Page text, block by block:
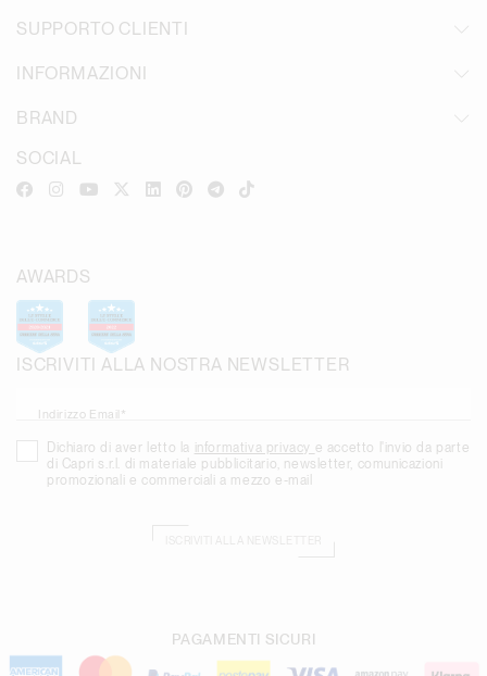
SUPPORTO CLIENTI
INFORMAZIONI
BRAND
ISCRIVITI ALLA NOSTRA NEWSLETTER
Indirizzo Email*
Dichiaro di aver letto la informativa privacy e accetto l'invio da parte
di Capri s.r.l. di materiale pubblicitario, newsletter, comunicazioni
promozionali e commerciali a mezzo e-mail
SOCIAL
AWARDS
PAGAMENTI SICURI